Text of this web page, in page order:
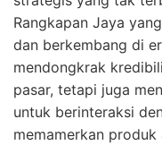
Rangkapan Jaya
dan berkembang di
mendongkrak
pasar, tetapi juga
untuk berinteraksi
memamerkan produk